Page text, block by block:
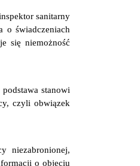
sanitarny
o świadczeniach
się niemożność
stanowi
czyli obwiązek
niezabronionej,
o objęciu